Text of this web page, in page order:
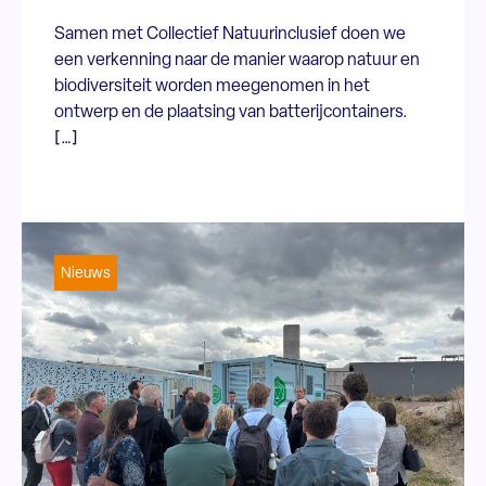
Samen met Collectief Natuurinclusief doen we
een verkenning naar de manier waarop natuur en
biodiversiteit worden meegenomen in het
ontwerp en de plaatsing van batterijcontainers.
[…]
Nieuws